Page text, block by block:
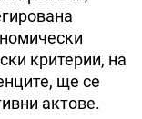
критерии, на
ще се
актове.